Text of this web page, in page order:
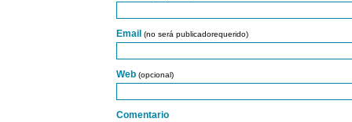
Email (no será publicadorequerido)
Web (opcional)
Comentario